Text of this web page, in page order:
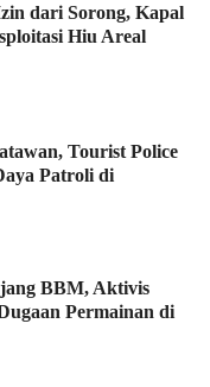
dari Sorong, Kapal
Hiu Areal
Tourist Police
Patroli di
BBM, Aktivis
Permainan di